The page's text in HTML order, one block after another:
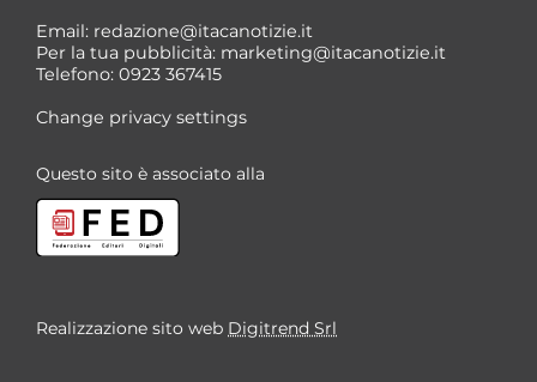
Email: redazione@itacanotizie.it
Per la tua pubblicità: marketing@itacanotizie.it
Telefono: 0923 367415
Change privacy settings
Questo sito è associato alla
Realizzazione sito web Digitrend Srl